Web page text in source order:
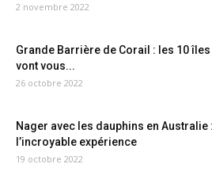
2 novembre 2022
Grande Barrière de Corail : les 10
vont vous...
26 octobre 2022
Nager avec les dauphins en Australie :
l’incroyable expérience
19 octobre 2022